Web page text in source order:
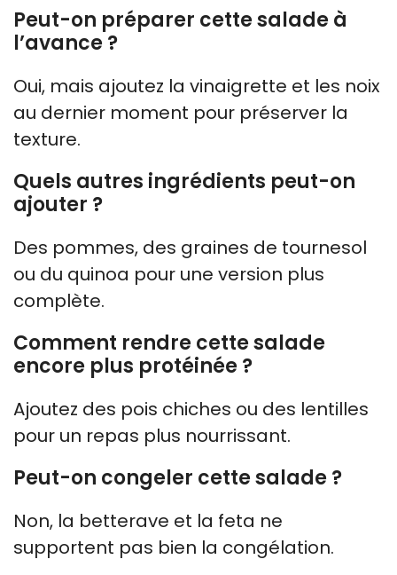
Peut-on préparer cette salade à
l’avance ?
Oui, mais ajoutez la vinaigrette et les noix
au dernier moment pour préserver la
texture.
Quels autres ingrédients peut-on
ajouter ?
Des pommes, des graines de tournesol
ou du quinoa pour une version plus
complète.
Comment rendre cette salade
encore plus protéinée ?
Ajoutez des pois chiches ou des lentilles
pour un repas plus nourrissant.
Peut-on congeler cette salade ?
Non, la betterave et la feta ne
supportent pas bien la congélation.